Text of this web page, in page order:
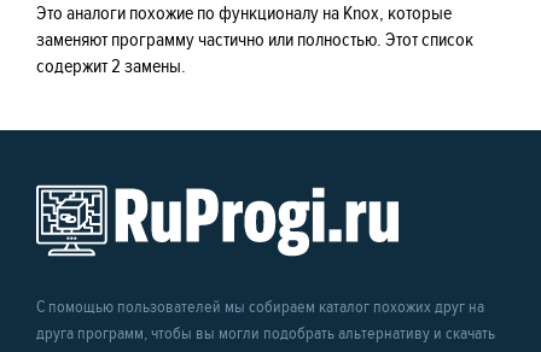
Это аналоги похожие по функционалу на Knox, которые
заменяют программу частично или полностью. Этот список
содержит 2 замены.
С помощью пользователей мы собираем каталог похожих друг на
друга программ, чтобы вы могли подобрать альтернативу и скачать